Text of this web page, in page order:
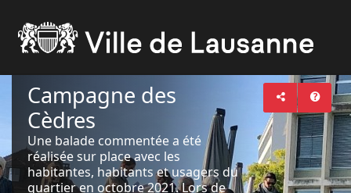
Campagne des
Cèdres
Une balade commentée a été
réalisée sur place avec les
habitantes, habitants et usagers du
quartier en octobre 2021. Lors de